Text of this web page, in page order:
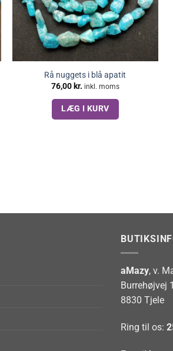
Rå nuggets i blå apatit
76,00 kr. inkl. moms
LÆG I KURV
aMazy, v.
Burrehøjvej
8830 Tjele
Ring til os: